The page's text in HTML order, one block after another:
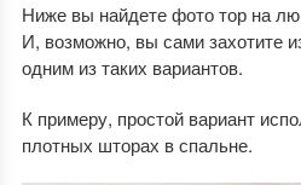
Ниже вы найдете фото тор на
И, возможно, вы сами захотите
одним из таких вариантов.
К примеру, простой вариант
плотных шторах в спальне.